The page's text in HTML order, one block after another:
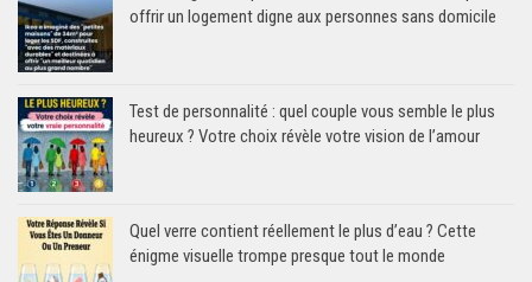
offrir un logement digne aux personnes sans domicile
Test de personnalité : quel couple vous semble le plus
heureux ? Votre choix révèle votre vision de l’amour
Quel verre contient réellement le plus d’eau ? Cette
énigme visuelle trompe presque tout le monde